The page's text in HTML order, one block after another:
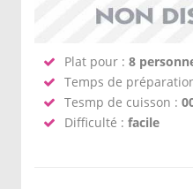
Plat pour : 8
Temps de
Tesmp de cuisson :
Difficulté : facile